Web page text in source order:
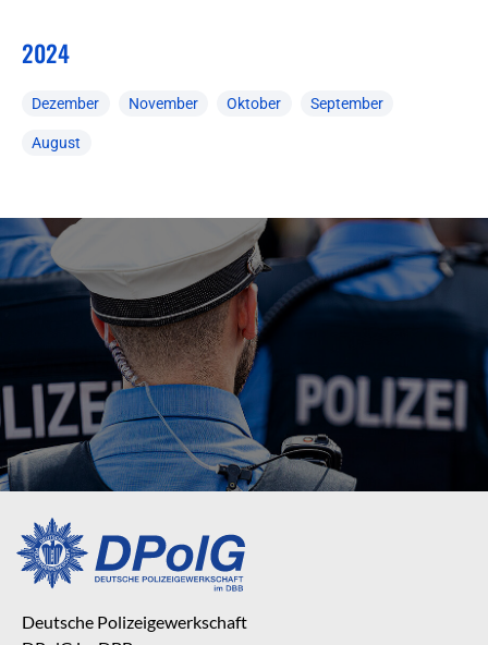
2024
Dezember November Oktober September
August
Deutsche Polizeigewerkschaft